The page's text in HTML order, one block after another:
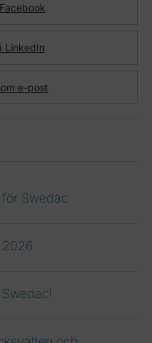
LinkedIn
e-post
Swedac
2026